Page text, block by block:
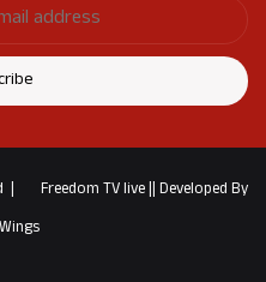
| Freedom TV live||Developed By